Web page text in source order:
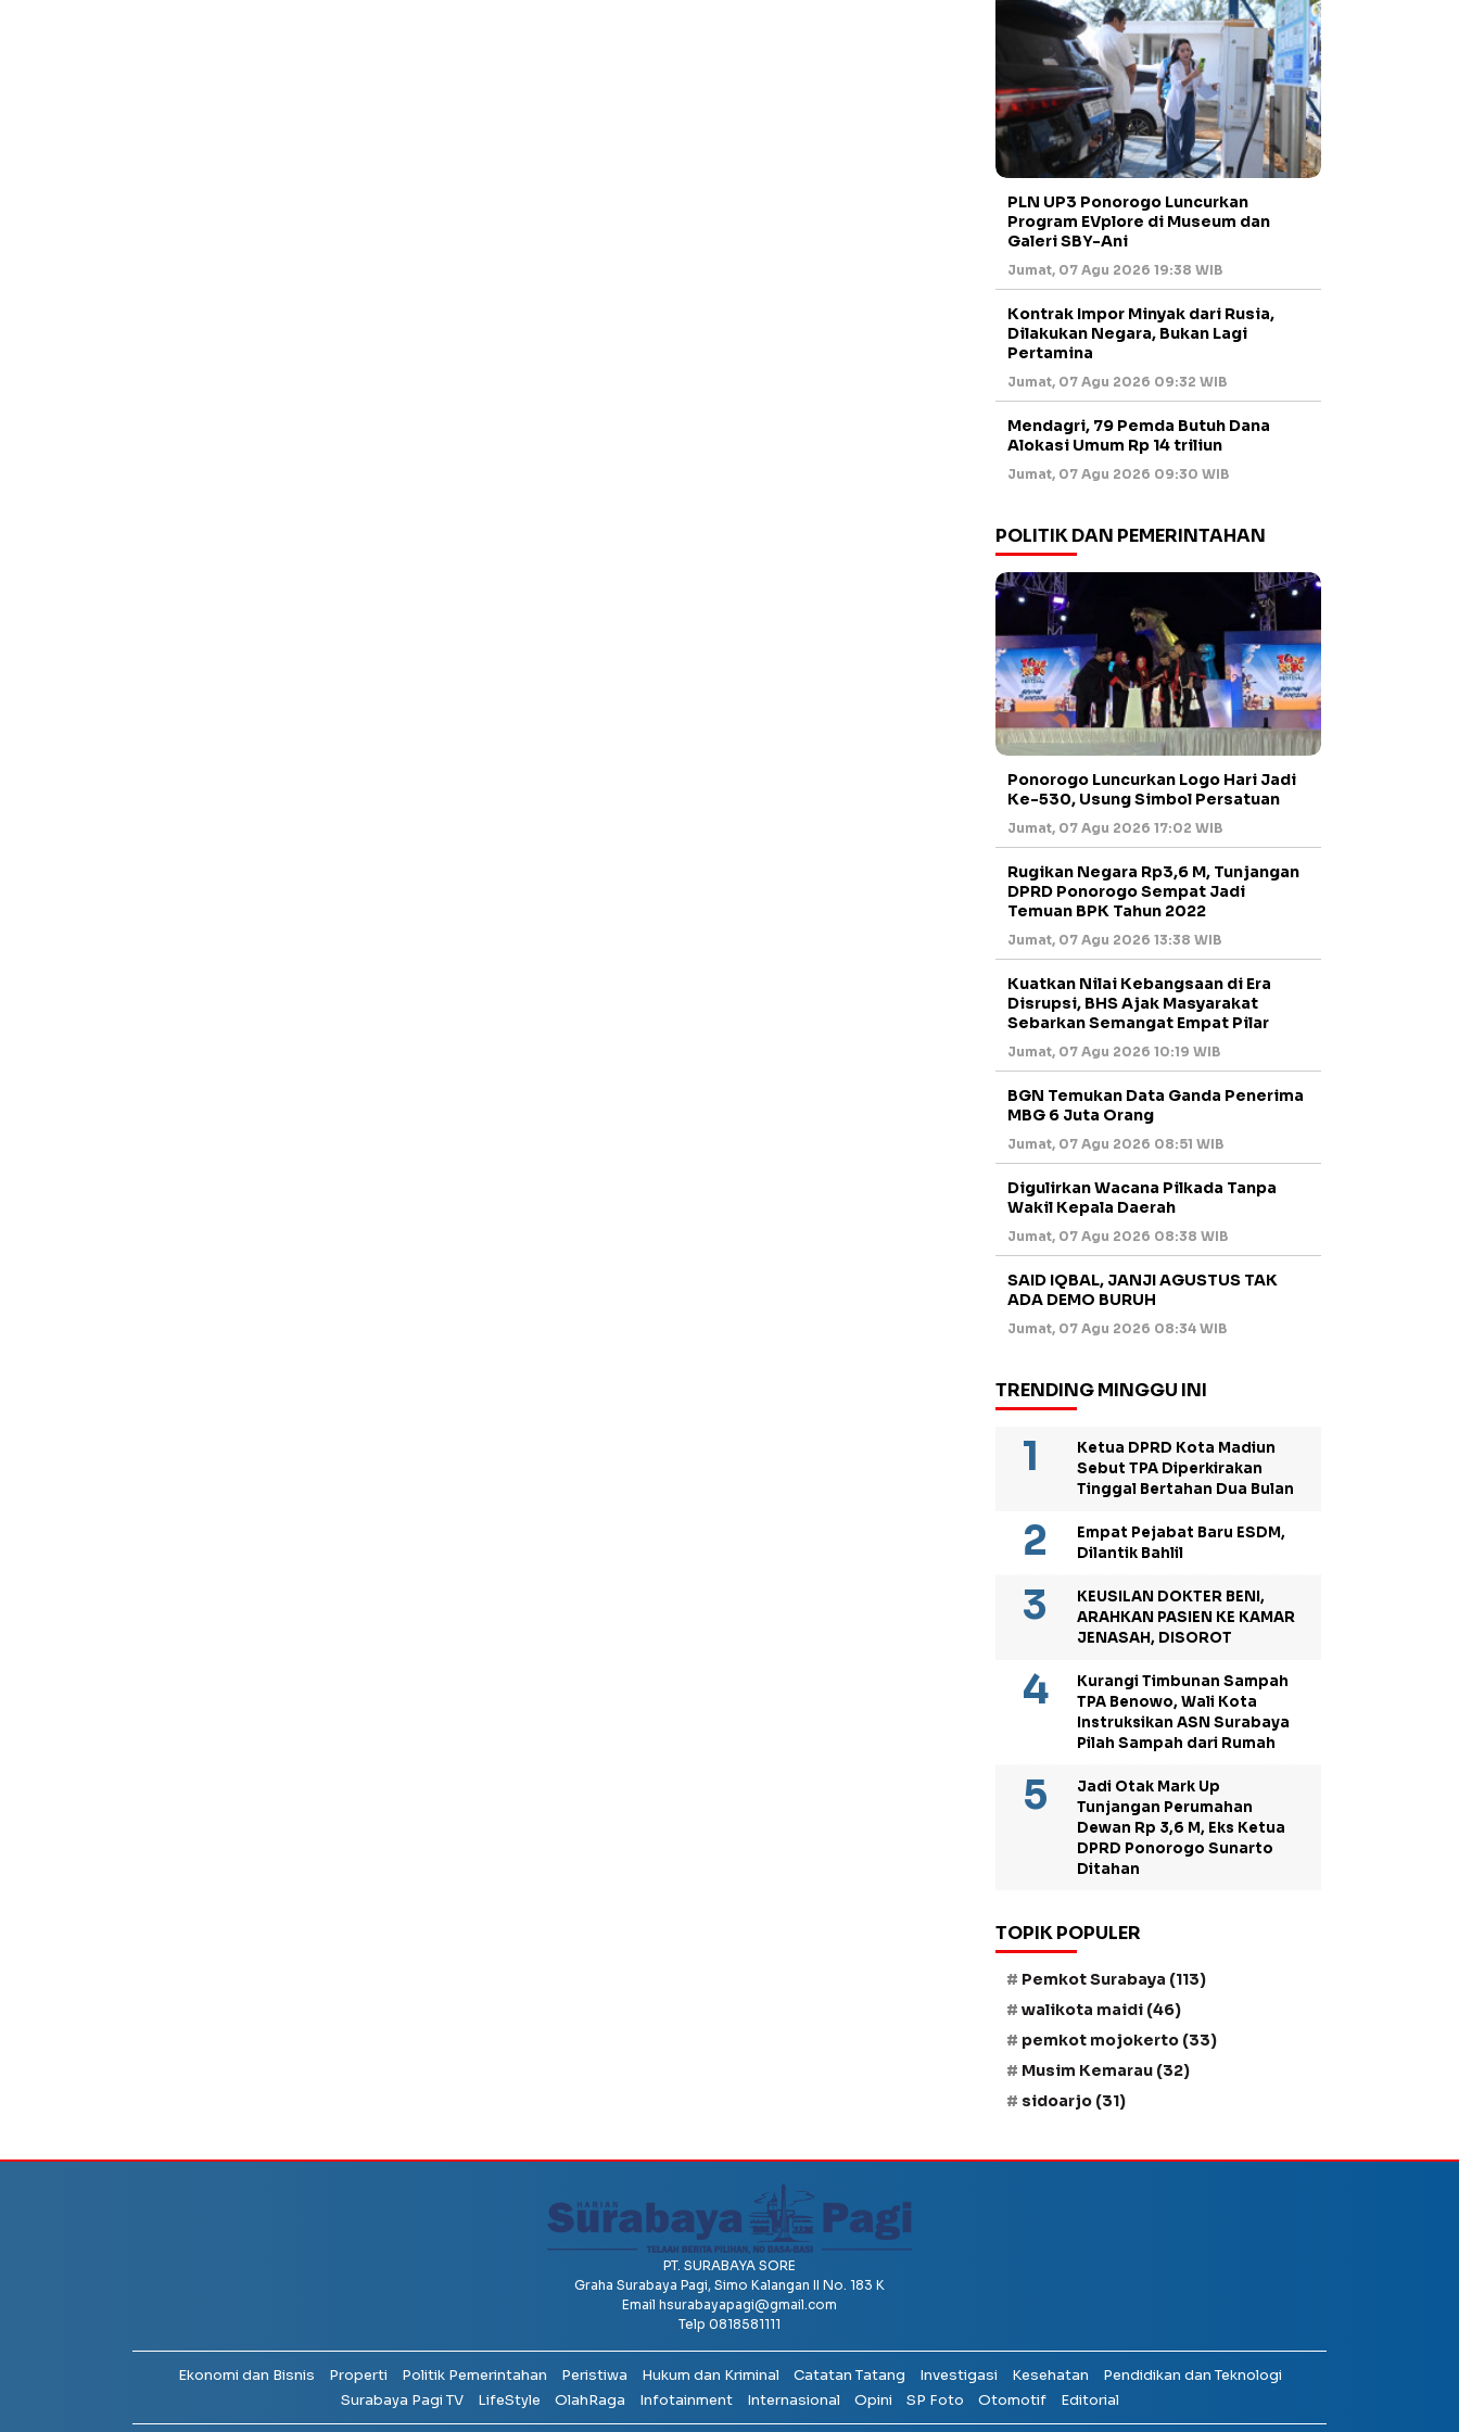
PLN UP3 Ponorogo Luncurkan
Program EVplore di Museum dan
Galeri SBY-Ani
Jumat, 07 Agu 2026 19:38 WIB
Kontrak Impor Minyak dari Rusia,
Dilakukan Negara, Bukan Lagi
Pertamina
Jumat, 07 Agu 2026 09:32 WIB
Mendagri, 79 Pemda Butuh Dana
Alokasi Umum Rp 14 triliun
Jumat, 07 Agu 2026 09:30 WIB
POLITIK DAN PEMERINTAHAN
Ponorogo Luncurkan Logo Hari Jadi
Ke-530, Usung Simbol Persatuan
Jumat, 07 Agu 2026 17:02 WIB
Rugikan Negara Rp3,6 M, Tunjangan
DPRD Ponorogo Sempat Jadi
Temuan BPK Tahun 2022
Jumat, 07 Agu 2026 13:38 WIB
Kuatkan Nilai Kebangsaan di Era
Disrupsi, BHS Ajak Masyarakat
Sebarkan Semangat Empat Pilar
Jumat, 07 Agu 2026 10:19 WIB
BGN Temukan Data Ganda Penerima
MBG 6 Juta Orang
Jumat, 07 Agu 2026 08:51 WIB
Digulirkan Wacana Pilkada Tanpa
Wakil Kepala Daerah
Jumat, 07 Agu 2026 08:38 WIB
SAID IQBAL, JANJI AGUSTUS TAK
ADA DEMO BURUH
Jumat, 07 Agu 2026 08:34 WIB
TRENDING MINGGU INI
Ketua DPRD Kota Madiun
Sebut TPA Diperkirakan
Tinggal Bertahan Dua Bulan
Empat Pejabat Baru ESDM,
Dilantik Bahlil
KEUSILAN DOKTER BENI,
ARAHKAN PASIEN KE KAMAR
JENASAH, DISOROT
Kurangi Timbunan Sampah
TPA Benowo, Wali Kota
Instruksikan ASN Surabaya
Pilah Sampah dari Rumah
Jadi Otak Mark Up
Tunjangan Perumahan
Dewan Rp 3,6 M, Eks Ketua
DPRD Ponorogo Sunarto
Ditahan
TOPIK POPULER
Pemkot Surabaya (113)
walikota maidi (46)
pemkot mojokerto (33)
Musim Kemarau (32)
sidoarjo (31)
PT. SURABAYA SORE
Graha Surabaya Pagi, Simo Kalangan II No. 183 K
Email hsurabayapagi@gmail.com
Telp 0818581111
Ekonomi dan Bisnis Properti Politik Pemerintahan Peristiwa Hukum dan Kriminal Catatan Tatang Investigasi Kesehatan
Pendidikan dan Teknologi
Surabaya Pagi TV
LifeStyle OlahRaga Infotainment Internasional Opini SP Foto Otomotif Editorial